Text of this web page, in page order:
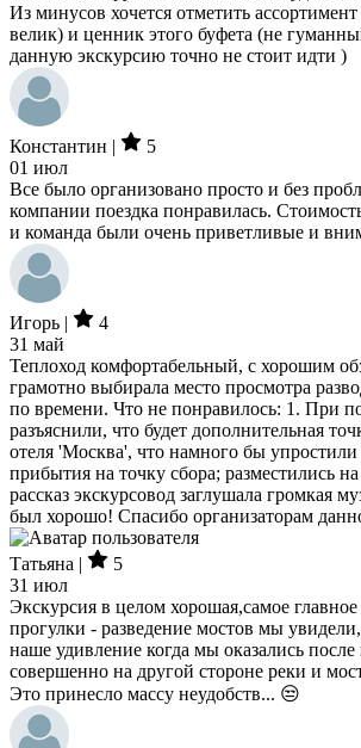
Из минусов хочется отметить
велик) и ценник этого буфета (не
данную экскурсию точно не стоит идти )
Константин |
5
01 июл
Все было организовано просто и без
компании поездка понравилась.
и команда были очень приветливые и
Игорь |
4
31 май
Теплоход комфортабельный, с хорошим
грамотно выбирала место просмотра
по времени. Что не понравилось: 1. При
разъяснили, что будет дополнительная
отеля 'Москва', что намного бы
прибытия на точку сбора; разместились
рассказ экскурсовод заглушала громкая
был хорошо! Спасибо организаторам
Татьяна |
5
31 июл
Экскурсия в целом хорошая,самое
прогулки - разведение мостов мы
наше удивление когда мы оказались
совершенно на другой стороне реки и
Это принесло массу неудобств... 😒